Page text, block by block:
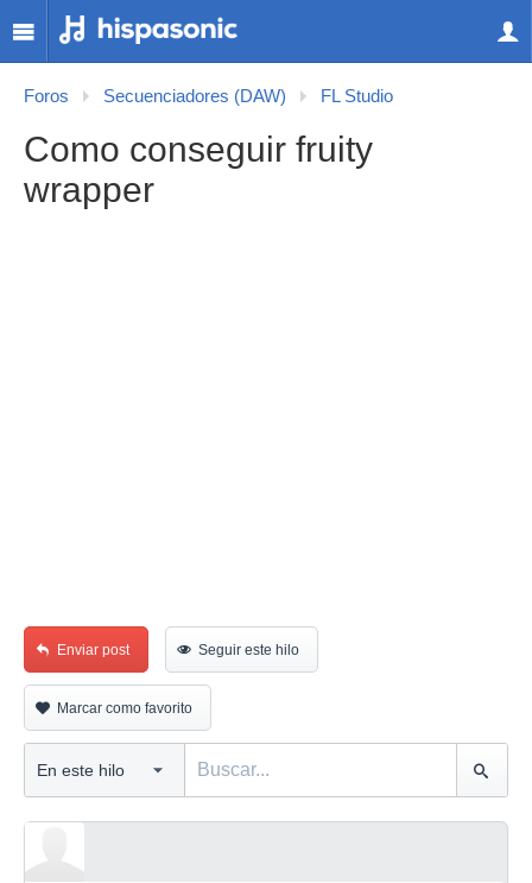
Foros Secuenciadores (DAW) FL Studio
Como conseguir fruity
wrapper
Enviar post Seguir este hilo
Marcar como favorito